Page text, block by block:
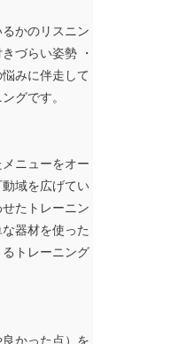
かのリスニン
づらい姿勢 ・
みに伴走して
グです。
ニューをオー
域を広げてい
たトレーニン
器材を使った
トレーニング
かった点）を